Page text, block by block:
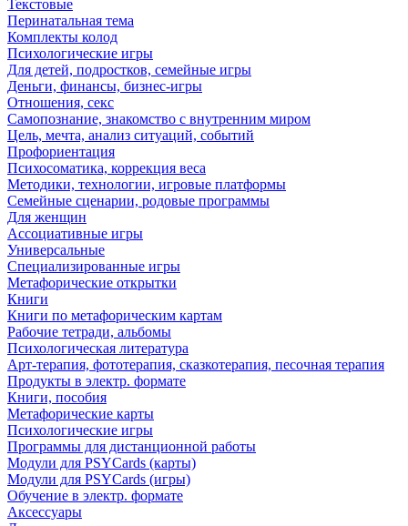
Текстовые
Перинатальная тема
Комплекты колод
Психологические игры
Для детей, подростков, семейные игры
Деньги, финансы, бизнес-игры
Отношения, секс
Самопознание, знакомство с внутренним миром
Цель, мечта, анализ ситуаций, событий
Профориентация
Психосоматика, коррекция веса
Методики, технологии, игровые платформы
Семейные сценарии, родовые программы
Для женщин
Ассоциативные игры
Универсальные
Специализированные игры
Метафорические открытки
Книги
Книги по метафорическим картам
Рабочие тетради, альбомы
Психологическая литература
Арт-терапия, фототерапия, сказкотерапия, песочная терапия
Продукты в электр. формате
Книги, пособия
Метафорические карты
Психологические игры
Программы для дистанционной работы
Модули для PSYCards (карты)
Модули для PSYCards (игры)
Обучение в электр. формате
Аксессуары